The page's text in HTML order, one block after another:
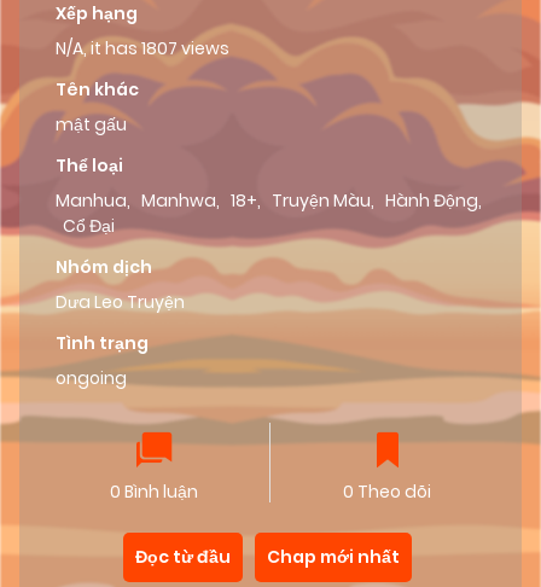
Xếp hạng
N/A, it has 1807 views
Tên khác
mật gấu
Thể loại
Manhua, Manhwa, 18+, Truyện Màu, Hành Động,
Cổ Đại
Nhóm dịch
Dưa Leo Truyện
Tình trạng
ongoing
0 Bình luận 0 Theo dõi
Đọc từ đầu Chap mới nhất